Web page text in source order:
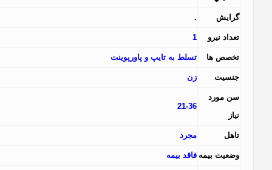
گرايش .
تعداد نيرو 1
تخصص ها تسلط به تایپ و پاورپوینت
جنسيت زن
سن مورد
نياز
21-36
تاهل مجرد
وضعيت بيمه فاقد بیمه